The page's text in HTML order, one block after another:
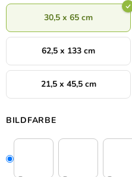
30,5 x 65 cm
62,5 x 133 cm
21,5 x 45,5 cm
BILDFARBE